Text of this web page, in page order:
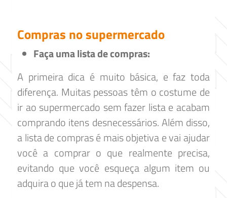
Compras no supermercado
Faça uma lista de compras:
A primeira dica é muito básica, e faz toda
diferença. Muitas pessoas têm o costume de
ir ao supermercado sem fazer lista e acabam
comprando itens desnecessários. Além disso,
a lista de compras é mais objetiva e vai ajudar
você a comprar o que realmente precisa,
evitando que você esqueça algum item ou
adquira o que já tem na despensa.